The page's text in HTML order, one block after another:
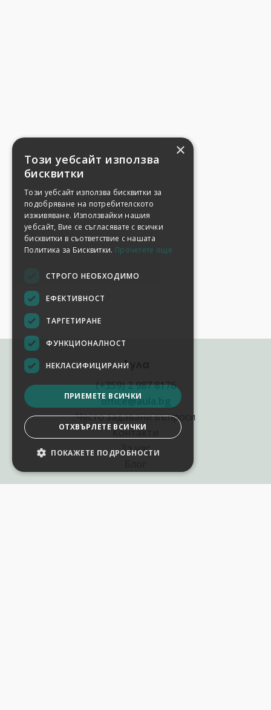
Аула
(+359) 2 987 8176
office@aula.bg
Често задавани въпроси
Контакти
За нас
×
Този уебсайт използва
бисквитки
Този уебсайт използва бисквитки за
подобряване на потребителското
изживяване. Използвайки нашия
уебсайт, Вие се съгласявате с всички
бисквитки в съответствие с нашата
Политика за Бисквитки. Прочетете още
СТРОГО НЕОБХОДИМО
ЕФЕКТИВНОСТ
ТАРГЕТИРАНЕ
ФУНКЦИОНАЛНОСТ
НЕКЛАСИФИЦИРАНИ
ПРИЕМЕТЕ ВСИЧКИ
ОТХВЪРЛЕТЕ ВСИЧКИ
ПОКАЖЕТЕ ПОДРОБНОСТИ